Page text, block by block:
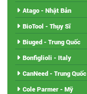
Atago - Nhật Bản
BioTool - Thụy Sĩ
Biuged - Trung Quốc
Bonfiglioli - Italy
CanNeed - Trung Quốc
Cole Parmer - Mỹ